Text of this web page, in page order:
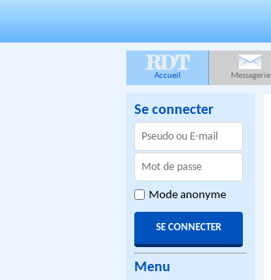
RDT
Accueil Messagerie
Se connecter
Mode anonyme
Menu